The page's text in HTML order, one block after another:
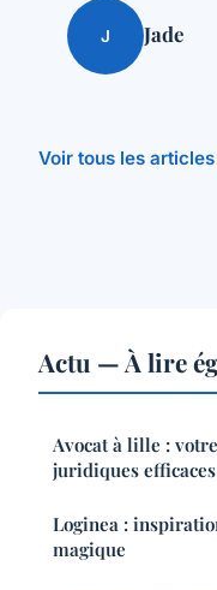
J Jade
Voir tous les
Actu — À lire
Avocat à lille :
juridiques efficaces
Loginea :
magique